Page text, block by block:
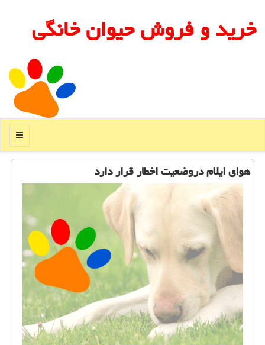
خرید و فروش حیوان خانگی
منو
هوای ایلام دروضعیت اخطار قرار دارد